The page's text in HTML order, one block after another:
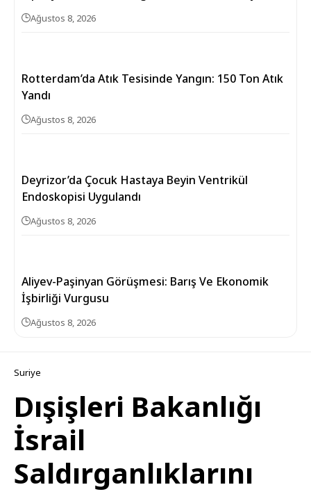
Ağustos 8, 2026
Rotterdam’da Atık Tesisinde Yangın: 150 Ton Atık
Yandı
Ağustos 8, 2026
Deyrizor’da Çocuk Hastaya Beyin Ventrikül
Endoskopisi Uygulandı
Ağustos 8, 2026
Aliyev-Paşinyan Görüşmesi: Barış Ve Ekonomik
İşbirliği Vurgusu
Ağustos 8, 2026
Suriye
Dışişleri Bakanlığı
İsrail
Saldırganlıklarını